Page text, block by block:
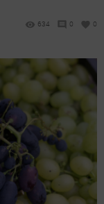
634 0 0